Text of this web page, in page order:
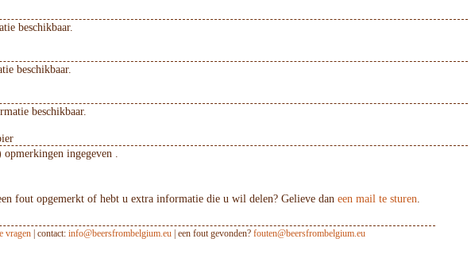
beschikbaar.
beschikbaar.
beschikbaar.
opmerkingen ingegeven .
fout opgemerkt of hebt u extra informatie die u wil delen? Gelieve dan een mail te sturen.
vragen| contact: info@beersfrombelgium.eu| een fout gevonden? fouten@beersfrombelgium.eu